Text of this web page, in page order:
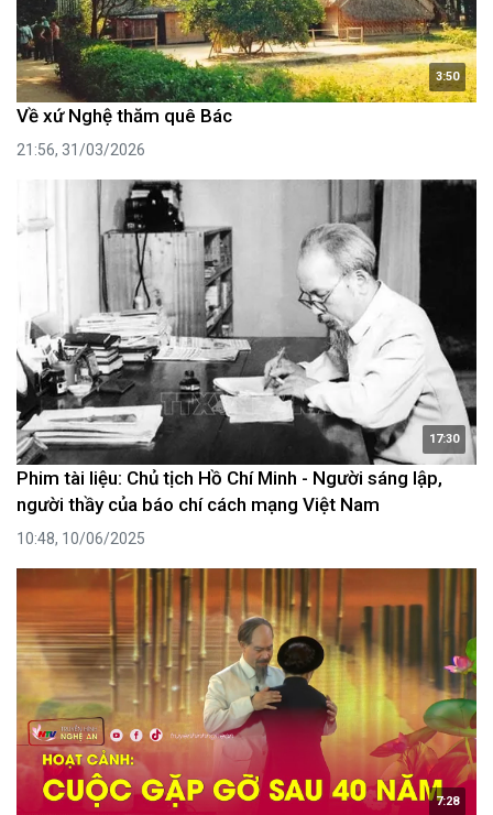
3:50
Về xứ Nghệ thăm quê Bác
21:56, 31/03/2026
17:30
Phim tài liệu: Chủ tịch Hồ Chí Minh - Người sáng lập,
người thầy của báo chí cách mạng Việt Nam
10:48, 10/06/2025
7:28